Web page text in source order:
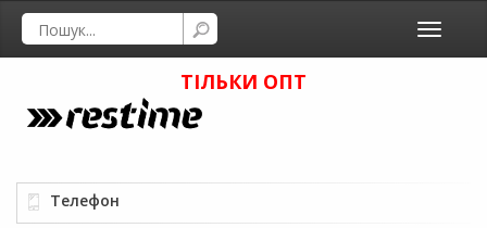
Toggle
ТІЛЬКИ ОПТ
Телефон